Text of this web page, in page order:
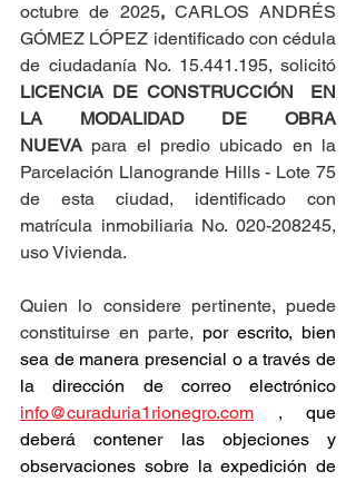
octubre de 2025, CARLOS ANDRÉS
GÓMEZ LÓPEZ identificado con cédula
LICENCIA DE CONSTRUCCIÓN  EN
LA MODALIDAD DE OBRA
NUEVA para el predio ubicado en la
Parcelación Llanogrande Hills - Lote 75
de esta ciudad, identificado con
matrícula inmobiliaria No. 020-208245,
uso Vivienda.
Quien lo considere pertinente, puede
constituirse en parte, por escrito, bien
sea de manera presencial o a través de
info@curaduria1rionegro.com , que
deberá contener las objeciones y
observaciones sobre la expedición de